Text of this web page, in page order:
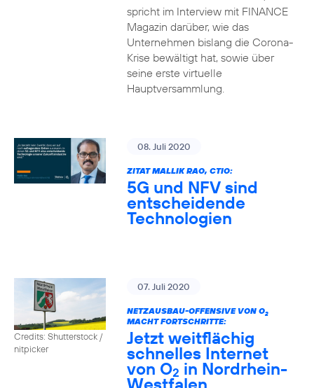
spricht im Interview mit FINANCE
Magazin darüber, wie das
Unternehmen bislang die Corona-
Krise bewältigt hat, sowie über
seine erste virtuelle
Hauptversammlung.
08. Juli 2020
ZITAT MALLIK RAO, CTIO:
5G und NFV sind
entscheidende
Technologien
Credits: Shutterstock /
nitpicker
07. Juli 2020
NETZAUSBAU-OFFENSIVE VON O2
MACHT FORTSCHRITTE:
Jetzt weitflächig
schnelles Internet
von O2 in Nordrhein-
Westfalen